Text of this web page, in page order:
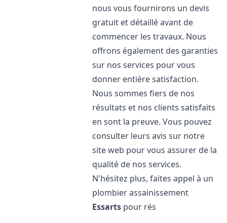
nous vous fournirons un devis
gratuit et détaillé avant de
commencer les travaux. Nous
offrons également des garanties
sur nos services pour vous
donner entière satisfaction.
Nous sommes fiers de nos
résultats et nos clients satisfaits
en sont la preuve. Vous pouvez
consulter leurs avis sur notre
site web pour vous assurer de la
qualité de nos services.
N'hésitez plus, faites appel à un
plombier assainissement
Essarts pour rés